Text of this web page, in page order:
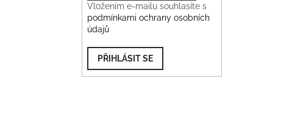
Vložením e-mailu souhlasíte s
podmínkami ochrany osobních
údajů
PŘIHLÁSIT SE